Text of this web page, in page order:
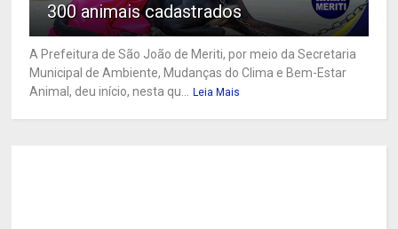
300 animais cadastrados
A Prefeitura de São João de Meriti, por meio da Secretaria
Municipal de Ambiente, Mudanças do Clima e Bem-Estar
Animal, deu início, nesta qu... Leia Mais